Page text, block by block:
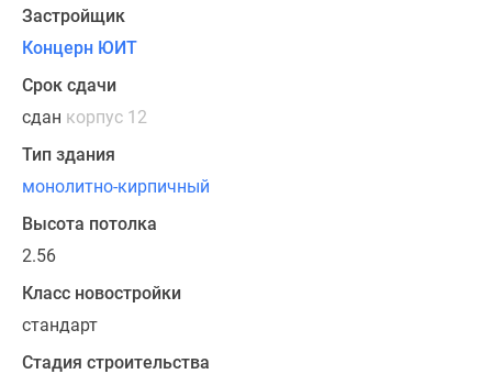
—
от
до
72,85
кв.
трехкомнатных
—
от
до
80,62
кв.
Застройщик
Концерн ЮИТ
Срок сдачи
сдан корпус 12
Тип здания
монолитно-кирпичный
Высота потолка
2.56
Класс новостройки
стандарт
Стадия строительства